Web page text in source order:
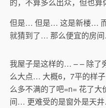
的，不算多么出众，但也算
但是… 但是… 这是新楼…
就猜到了… 那么便宜的房间
我屋子是这样的… – – 除了
么大点… 大概6，7平的样
么多不满的了吧=n= 花了
间… 更难受的是窗外是天